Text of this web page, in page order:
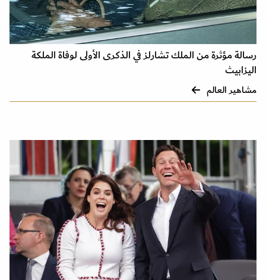
رسالة مؤثرة من الملك تشارلز في الذكرى الأولى لوفاة الملكة
اليزابيث
مشاهير العالم